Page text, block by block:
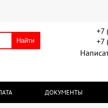
+7
+7
Найти
ДОКУМЕНТЫ